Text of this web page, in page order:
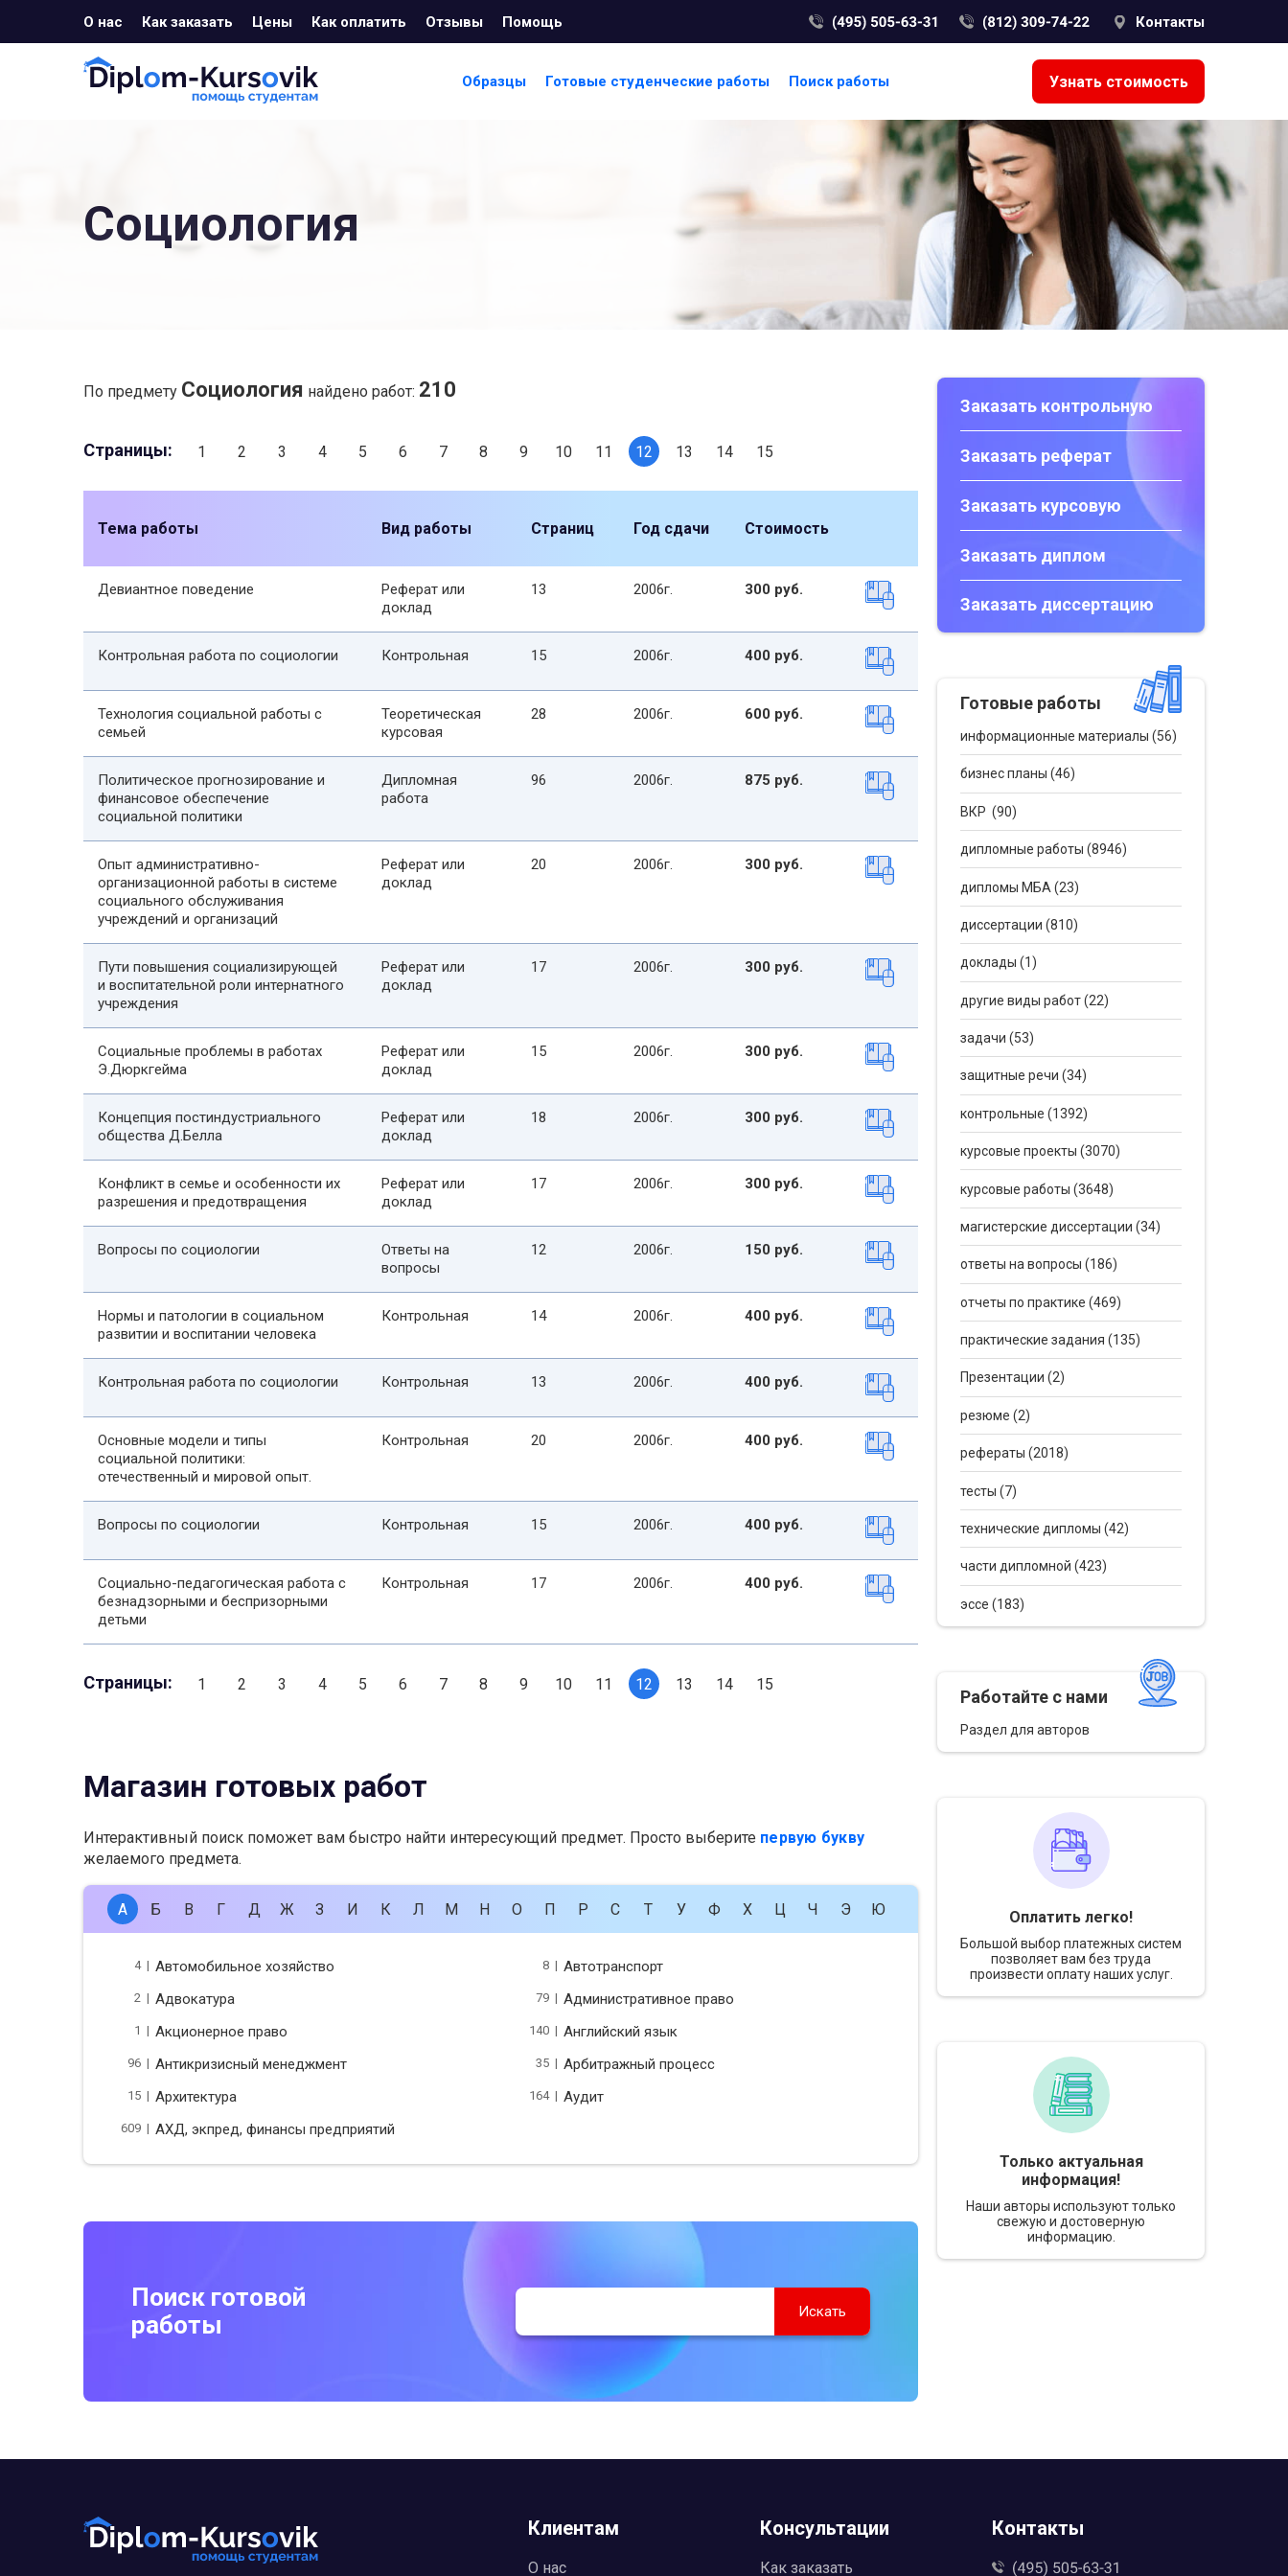
О нас Как заказать Цены Как оплатить Отзывы Помощь Контакты
Образцы Готовые студенческие работы Поиск работы Узнать стоимость
Социология
По предмету Социология найдено работ: 210
Страницы: 1 2 3 4 5 6 7 8 9 10 11 12 13 14 15
Тема работы Вид работы Страниц Год сдачи Стоимость
Девиантное поведение
Реферат или
доклад
13 2006г. 300 руб.
Контрольная работа по социологии Контрольная 15 2006г. 400 руб.
Технология социальной работы с
семьей
Теоретическая
курсовая
28 2006г. 600 руб.
Политическое прогнозирование и
финансовое обеспечение
социальной политики
Дипломная
работа
96 2006г. 875 руб.
Опыт административно-
организационной работы в системе
социального обслуживания
учреждений и организаций
Реферат или
доклад
20 2006г. 300 руб.
Пути повышения социализирующей
и воспитательной роли интернатного
учреждения
Реферат или
доклад
17 2006г. 300 руб.
Социальные проблемы в работах
Э.Дюркгейма
Реферат или
доклад
15 2006г. 300 руб.
Концепция постиндустриального
общества Д.Белла
Реферат или
доклад
18 2006г. 300 руб.
Конфликт в семье и особенности их
разрешения и предотвращения
Реферат или
доклад
17 2006г. 300 руб.
Вопросы по социологии
Ответы на
вопросы
12 2006г. 150 руб.
Нормы и патологии в социальном
развитии и воспитании человека
Контрольная 14 2006г. 400 руб.
Контрольная работа по социологии Контрольная 13 2006г. 400 руб.
Основные модели и типы
социальной политики:
отечественный и мировой опыт.
Контрольная 20 2006г. 400 руб.
Вопросы по социологии Контрольная 15 2006г. 400 руб.
Социально-педагогическая работа с
безнадзорными и беспризорными
детьми
Контрольная 17 2006г. 400 руб.
Страницы: 1 2 3 4 5 6 7 8 9 10 11 12 13 14 15
Магазин готовых работ
Интерактивный поиск поможет вам быстро найти интересующий предмет. Просто выберите первую букву
желаемого предмета.
А Б В Г Д Ж З И К Л М Н О П Р С Т У Ф Х Ц Ч Э Ю
4 | Автомобильное хозяйство 8 | Автотранспорт
2 | Адвокатура 79 | Административное право
1 | Акционерное право 140 | Английский язык
96 | Антикризисный менеджмент 35 | Арбитражный процесс
15 | Архитектура 164 | Аудит
609 | АХД, экпред, финансы предприятий
Поиск готовой
работы
Заказать контрольную
Заказать реферат
Заказать курсовую
Заказать диплом
Заказать диссертацию
Готовые работы
информационные материалы (56)
бизнес планы (46)
ВКР (90)
дипломные работы (8946)
дипломы МБА (23)
диссертации (810)
доклады (1)
другие виды работ (22)
задачи (53)
защитные речи (34)
контрольные (1392)
курсовые проекты (3070)
курсовые работы (3648)
магистерские диссертации (34)
ответы на вопросы (186)
отчеты по практике (469)
практические задания (135)
Презентации (2)
резюме (2)
рефераты (2018)
тесты (7)
технические дипломы (42)
части дипломной (423)
эссе (183)
Работайте с нами
Раздел для авторов
Оплатить легко!
Большой выбор платежных систем
позволяет вам без труда
произвести оплату наших услуг.
Только актуальная
информация!
Наши авторы используют только
свежую и достоверную
информацию.
Клиентам
О нас
Консультации
Как заказать
Контакты